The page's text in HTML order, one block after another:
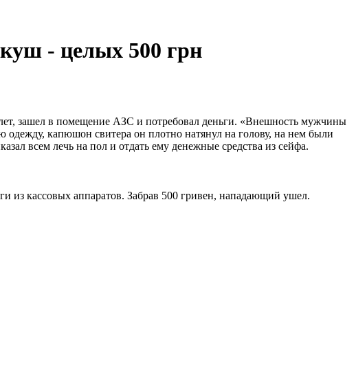
- целых 500 грн
зашел в помещение АЗС и потребовал деньги. «Внешность мужчины
капюшон свитера он плотно натянул на голову, на нем были
всем лечь на пол и отдать ему денежные средства из сейфа.
из кассовых аппаратов. Забрав 500 гривен, нападающий ушел.